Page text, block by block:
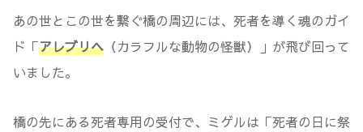
あの世とこの世を繋ぐ橋の周辺には、死者を導く魂のガイ
ド「アレブリヘ （カラフルな動物の怪獣）」が飛び回って
いました。
橋の先にある死者専用の受付で、ミゲルは「死者の日に祭